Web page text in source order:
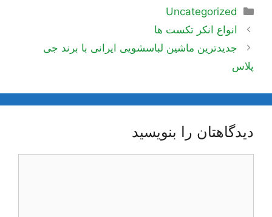
دسته‌ها
Uncategorized
ناوبری
نوشته‌ها
انواع انکر تکست ها
جدیدترین ماشین لباسشویی ایرانی با برند جی
پلاس
دیدگاهتان را بنویسید